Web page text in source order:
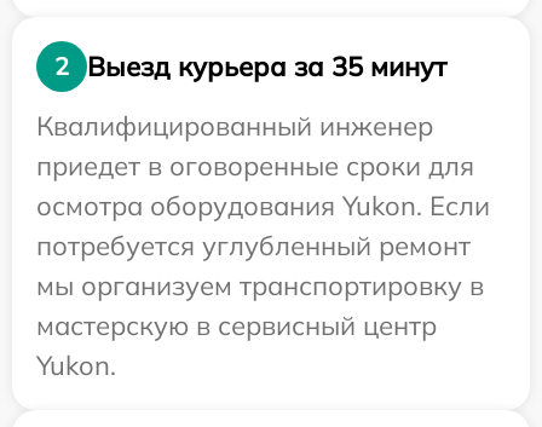
2
Выезд курьера за 35 минут
Квалифицированный инженер
приедет в оговоренные сроки для
осмотра оборудования Yukon. Если
потребуется углубленный ремонт
мы организуем транспортировку в
мастерскую в сервисный центр
Yukon.